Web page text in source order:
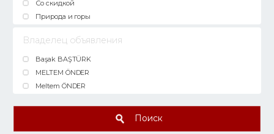
Со скидкой
Природа и горы
Владелец объявления
Başak BAŞTÜRK
MELTEM ÖNDER
Meltem ÖNDER
Поиск